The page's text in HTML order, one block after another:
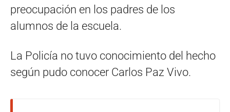
preocupación en los padres de los
alumnos de la escuela.
La Policía no tuvo conocimiento del hecho
según pudo conocer Carlos Paz Vivo.